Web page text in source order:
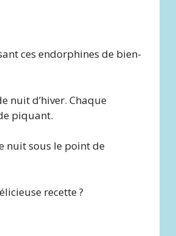
ces endorphines de bien-
nuit d’hiver. Chaque
piquant.
nuit sous le point de
recette ?